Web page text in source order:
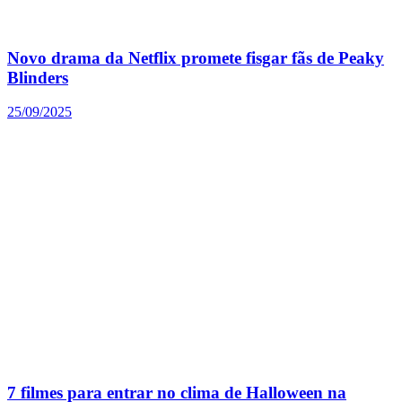
Novo drama da Netflix promete fisgar fãs de Peaky
Blinders
25/09/2025
7 filmes para entrar no clima de Halloween na